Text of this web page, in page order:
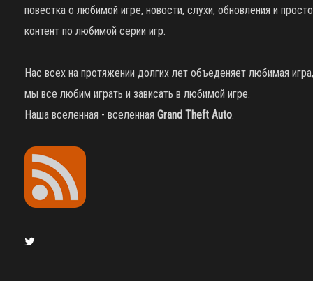
повестка о любимой игре, новости, слухи, обновления и просто
контент по любимой серии игр.
Нас всех на протяжении долгих лет объеденяет любимая игра,
мы все любим играть и зависать в любимой игре.
Наша вселенная - вселенная Grand Theft Auto.